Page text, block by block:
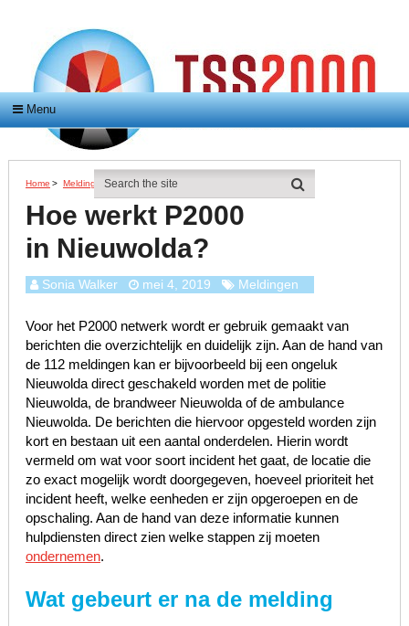
Menu
Home > Meldingen > Hoe Werkt P2000 In Nieuwolda?
Hoe werkt P2000
in Nieuwolda?
Sonia Walker mei 4, 2019 Meldingen
Voor het P2000 netwerk wordt er gebruik gemaakt van
berichten die overzichtelijk en duidelijk zijn. Aan de hand van
de 112 meldingen kan er bijvoorbeeld bij een ongeluk
Nieuwolda direct geschakeld worden met de politie
Nieuwolda, de brandweer Nieuwolda of de ambulance
Nieuwolda. De berichten die hiervoor opgesteld worden zijn
kort en bestaan uit een aantal onderdelen. Hierin wordt
vermeld om wat voor soort incident het gaat, de locatie die
zo exact mogelijk wordt doorgegeven, hoeveel prioriteit het
incident heeft, welke eenheden er zijn opgeroepen en de
opschaling. Aan de hand van deze informatie kunnen
hulpdiensten direct zien welke stappen zij moeten
ondernemen.
Wat gebeurt er na de melding